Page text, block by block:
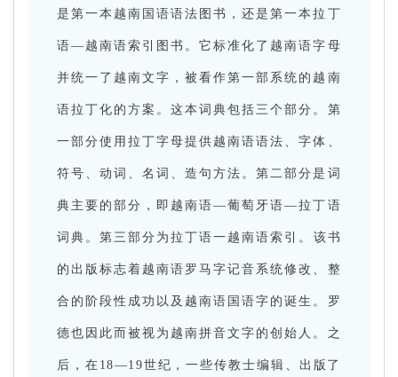
是第一本越南国语语法图书，还是第一本拉丁
语—越南语索引图书。它标准化了越南语字母
并统一了越南文字，被看作第一部系统的越南
语拉丁化的方案。这本词典包括三个部分。 第
一部分使用拉丁字母提供越南语语法、字体、
符号、动词、名词、造句方法。第二部分是词
典主要的部分，即越南语—葡萄牙语—拉丁语
词典。第三部分为拉丁语一越南语索引。 该书
的出版标志着越南语罗马字记音系统修改、整
合的阶段性成功以及越南语国语字的诞生。 罗
德也因此而被视为越南拼音文字的创始人。 之
后，在18—19世纪，一些传教士编辑、出版了